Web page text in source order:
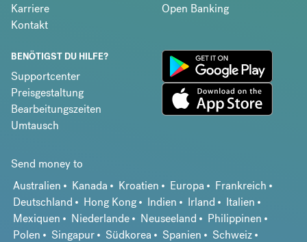
Karriere
Kontakt
Open Banking
BENÖTIGST DU HILFE?
Supportcenter
Preisgestaltung
Bearbeitungszeiten
Umtausch
Send money to
Australien
Kanada Kroatien Europa
Frankreich
Deutschland
Hong Kong Indien Irland
Italien
Mexiquen
Niederlande Neuseeland
Philippinen
Polen
Singapur Südkorea Spanien
Schweiz